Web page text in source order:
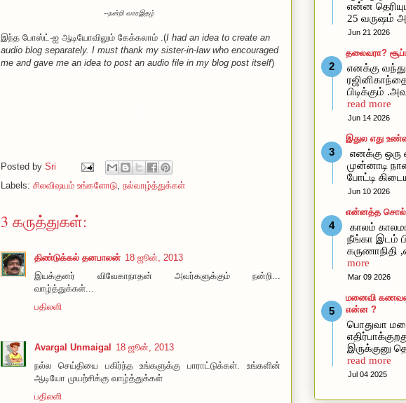
--நன்றி வாரஇதழ்
இந்த போஸ்ட்-ஐ ஆடியோவிலும் கேக்கலாம் .(I had an idea to create an
audio blog separately. I must thank my sister-in-law who encouraged
me and gave me an idea to post an audio file in my blog post itself)
Posted by Sri
Labels: சிலவிஷயம் உங்களோடு, நல்வாழ்த்துக்கள்
3 கருத்துகள்:
திண்டுக்கல் தனபாலன் 18 ஜூன், 2013
இயக்குனர் விவேகாநாதன் அவர்களுக்கும் நன்றி...
வாழ்த்துக்கள்...
பதிலளி
Avargal Unmaigal
18 ஜூன், 2013
நல்ல செய்தியை பகிர்ந்த உங்களுக்கு பாராட்டுக்கள். உங்களின்
ஆடியோ முயற்சிக்கு வாழ்த்துக்கள்
பதிலளி
என்ன
25 வருஷம்
Jun 21 2026
தலைவரா?
எனக்கு
பிடிக்கும்
read more
Jun 14 2026
இதுல எது
எனக்கு ஒரு
முன்னாடி
போட்டி
Jun 10 2026
என்னத்த
காலம்
நீங்கா இடம்
கருணாநிதி
more
Mar 09 2026
மனைவி
என்ன ?
பொதுவா
இருக்குனு
read more
Jul 04 2025